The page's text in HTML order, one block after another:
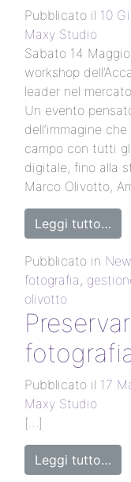
Pubblicato il 10
Maxy Studio
Sabato 14
workshop
leader nel
Un evento
dell’immagine
campo con tutti
digitale, fino alla
Marco Olivotto,
Leggi tutto…
Pubblicato in
fotografia ,
olivotto
Pubblicato il 17
Maxy Studio
[…]
Leggi tutto…